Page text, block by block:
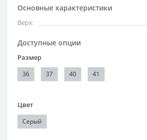
Основные характеристики
Верх:
Доступные опции
Размер
36 37 40 41
Цвет
Серый